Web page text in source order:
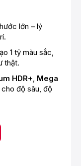
lớn – lý
1 tỷ màu sắc,
thật.
HDR+, Mega
cho độ sâu, độ